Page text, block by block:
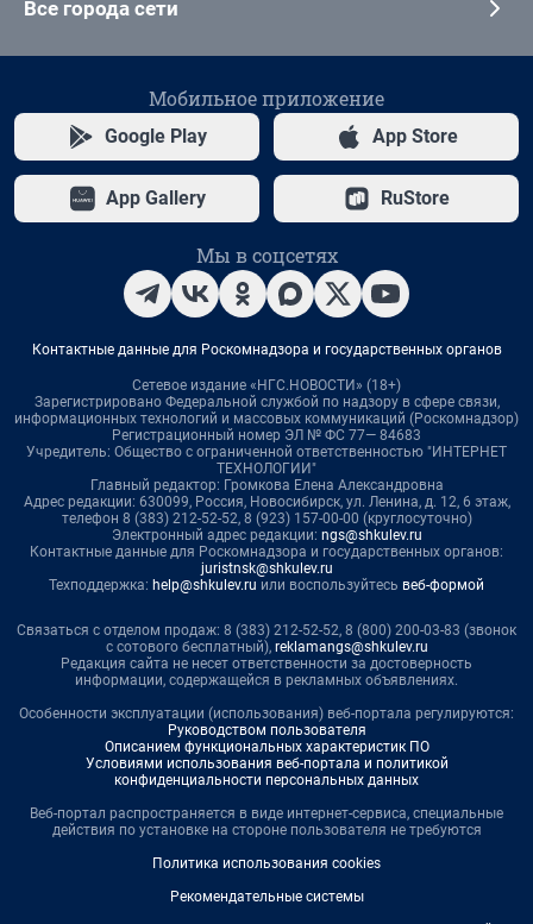
Все города сети
Мобильное приложение
Google Play App Store
App Gallery RuStore
Мы в соцсетях
Контактные данные для Роскомнадзора и государственных органов
Сетевое издание «НГС.НОВОСТИ» (18+)
Зарегистрировано Федеральной службой по надзору в сфере связи,
информационных технологий и массовых коммуникаций (Роскомнадзор)
Регистрационный номер ЭЛ № ФС 77— 84683
Учредитель: Общество с ограниченной ответственностью "ИНТЕРНЕТ
ТЕХНОЛОГИИ"
Главный редактор: Громкова Елена Александровна
Адрес редакции: 630099, Россия, Новосибирск, ул. Ленина, д. 12, 6 этаж,
телефон 8 (383) 212-52-52, 8 (923) 157-00-00 (круглосуточно)
Электронный адрес редакции: ngs@shkulev.ru
Контактные данные для Роскомнадзора и государственных органов:
juristnsk@shkulev.ru
Техподдержка: help@shkulev.ru или воспользуйтесь веб-формой
Связаться с отделом продаж: 8 (383) 212-52-52, 8 (800) 200-03-83 (звонок
с сотового бесплатный), reklamangs@shkulev.ru
Редакция сайта не несет ответственности за достоверность
информации, содержащейся в рекламных объявлениях.
Особенности эксплуатации (использования) веб-портала регулируются:
Руководством пользователя
Описанием функциональных характеристик ПО
Условиями использования веб-портала и политикой
конфиденциальности персональных данных
Веб-портал распространяется в виде интернет-сервиса, специальные
действия по установке на стороне пользователя не требуются
Политика использования cookies
Рекомендательные системы